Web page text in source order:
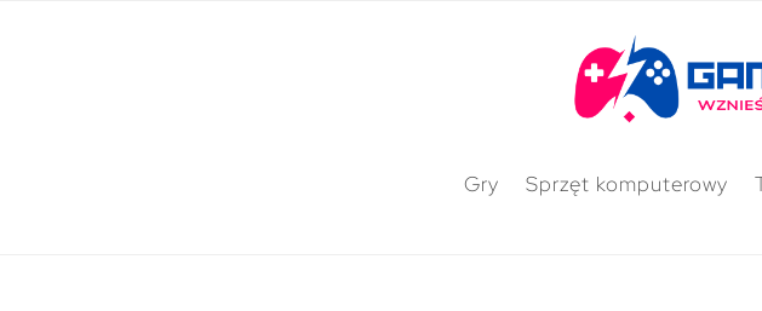
Gry Sprzęt komputerowy